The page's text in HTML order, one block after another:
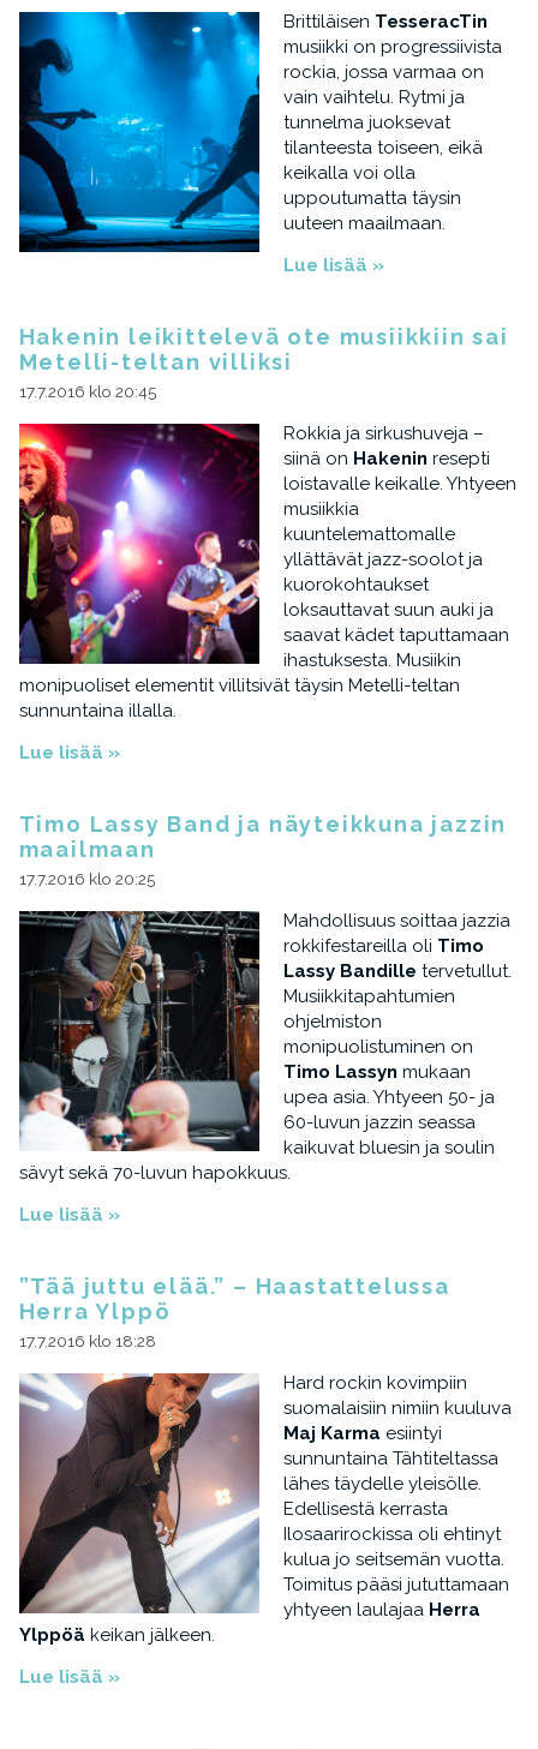
Brittiläisen TesseracTin
musiikki on progressiivista
rockia, jossa varmaa on
vain vaihtelu. Rytmi ja
tunnelma juoksevat
tilanteesta toiseen, eikä
keikalla voi olla
uppoutumatta täysin
uuteen maailmaan.
Lue lisää »
Hakenin leikittelevä ote musiikkiin sai
Metelli-teltan villiksi
17.7.2016 klo 20:45
Rokkia ja sirkushuveja –
siinä on Hakenin resepti
loistavalle keikalle. Yhtyeen
musiikkia
kuuntelemattomalle
yllättävät jazz-soolot ja
kuorokohtaukset
loksauttavat suun auki ja
saavat kädet taputtamaan
ihastuksesta. Musiikin
monipuoliset elementit villitsivät täysin Metelli-teltan
sunnuntaina illalla.
Lue lisää »
Timo Lassy Band ja näyteikkuna jazzin
maailmaan
17.7.2016 klo 20:25
Mahdollisuus soittaa jazzia
rokkifestareilla oli Timo
Lassy Bandille tervetullut.
Musiikkitapahtumien
ohjelmiston
monipuolistuminen on
Timo Lassyn mukaan
upea asia. Yhtyeen 50- ja
60-luvun jazzin seassa
kaikuvat bluesin ja soulin
sävyt sekä 70-luvun hapokkuus.
Lue lisää »
”Tää juttu elää.” – Haastattelussa
Herra Ylppö
17.7.2016 klo 18:28
Hard rockin kovimpiin
suomalaisiin nimiin kuuluva
Maj Karma esiintyi
sunnuntaina Tähtiteltassa
lähes täydelle yleisölle.
Edellisestä kerrasta
Ilosaarirockissa oli ehtinyt
kulua jo seitsemän vuotta.
Toimitus pääsi jututtamaan
yhtyeen laulajaa Herra
Ylppöä keikan jälkeen.
Lue lisää »